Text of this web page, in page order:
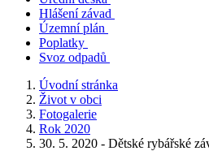
Hlášení závad
Územní plán
Poplatky
Svoz odpadů
Úvodní stránka
Život v obci
Fotogalerie
Rok 2020
30. 5. 2020 - Dětské rybářské